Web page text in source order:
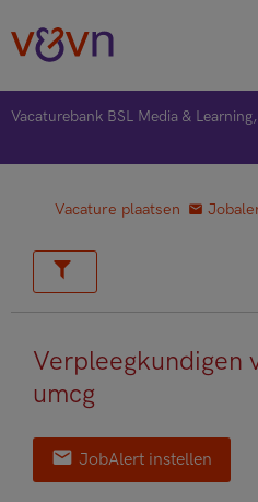
Vacaturebank BSL Media &
Vacature plaatsen
Verpleegkundigen
umcg
JobAlert instellen